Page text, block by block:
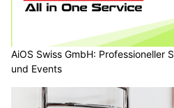
AiOS Swiss GmbH: Professioneller
und Events